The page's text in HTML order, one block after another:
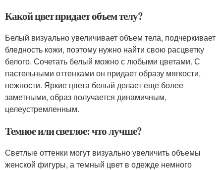
Какой цвет придает объем телу?
Белый визуально увеличивает объем тела, подчеркивает
бледность кожи, поэтому нужно найти свою расцветку
белого. Сочетать белый можно с любыми цветами. С
пастельными оттенками он придает образу мягкости,
нежности. Яркие цвета белый делает еще более
заметными, образ получается динамичным,
целеустремленным.
Темное или светлое: что лучше?
Светлые оттенки могут визуально увеличить объемы
женской фигуры, а темный цвет в одежде немного